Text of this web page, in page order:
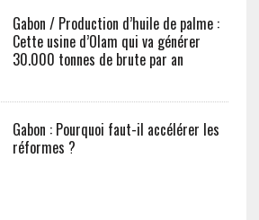
Gabon / Production d’huile de palme :
Cette usine d’Olam qui va générer
30.000 tonnes de brute par an
Gabon : Pourquoi faut-il accélérer les
réformes ?